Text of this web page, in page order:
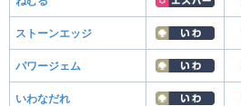
ストーンエッジ
パワージェム
いわなだれ